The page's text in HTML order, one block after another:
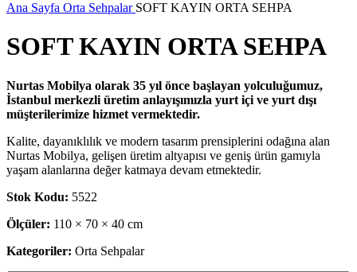
Ana Sayfa Orta Sehpalar SOFT KAYIN ORTA SEHPA
SOFT KAYIN ORTA SEHPA
Nurtas Mobilya olarak 35 yıl önce başlayan yolculuğumuz,
İstanbul merkezli üretim anlayışımızla yurt içi ve yurt dışı
müşterilerimize hizmet vermektedir.
Kalite, dayanıklılık ve modern tasarım prensiplerini odağına alan
Nurtas Mobilya, gelişen üretim altyapısı ve geniş ürün gamıyla
yaşam alanlarına değer katmaya devam etmektedir.
Stok Kodu: 5522
Ölçüler: 110 × 70 × 40 cm
Kategoriler: Orta Sehpalar